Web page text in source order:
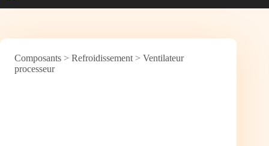
Composants > Refroidissement > Ventilateur
processeur